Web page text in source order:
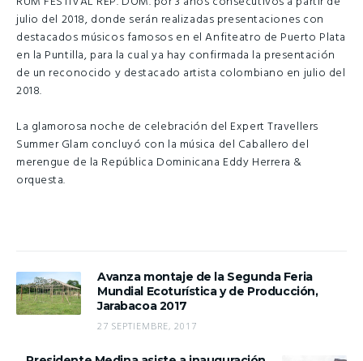
julio del 2018, donde serán realizadas presentaciones con
destacados músicos famosos en el Anfiteatro de Puerto Plata
en la Puntilla, para la cual ya hay confirmada la presentación
de un reconocido y destacado artista colombiano en julio del
2018.
La glamorosa noche de celebración del Expert Travellers
Summer Glam concluyó con la música del Caballero del
merengue de la República Dominicana Eddy Herrera &
orquesta.
Avanza montaje de la Segunda Feria
Mundial Ecoturística y de Producción,
Jarabacoa 2017
27 SEPTIEMBRE, 2017